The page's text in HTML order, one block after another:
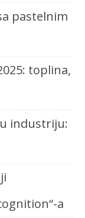
pastelnim
toplina,
industriju:
a